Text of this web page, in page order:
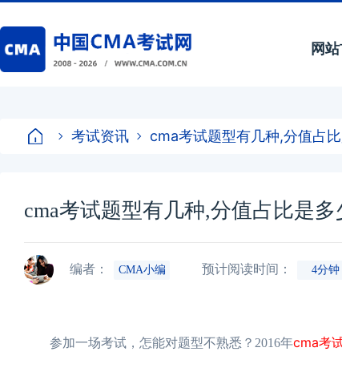
网
考试资讯 cma考试题型有几种,分值占
cma考试题型有几种,分值占比是多
编者： CMA小编 预计阅读时间： 4分钟
参加一场考试，怎能对题型不熟悉？2016年cma考